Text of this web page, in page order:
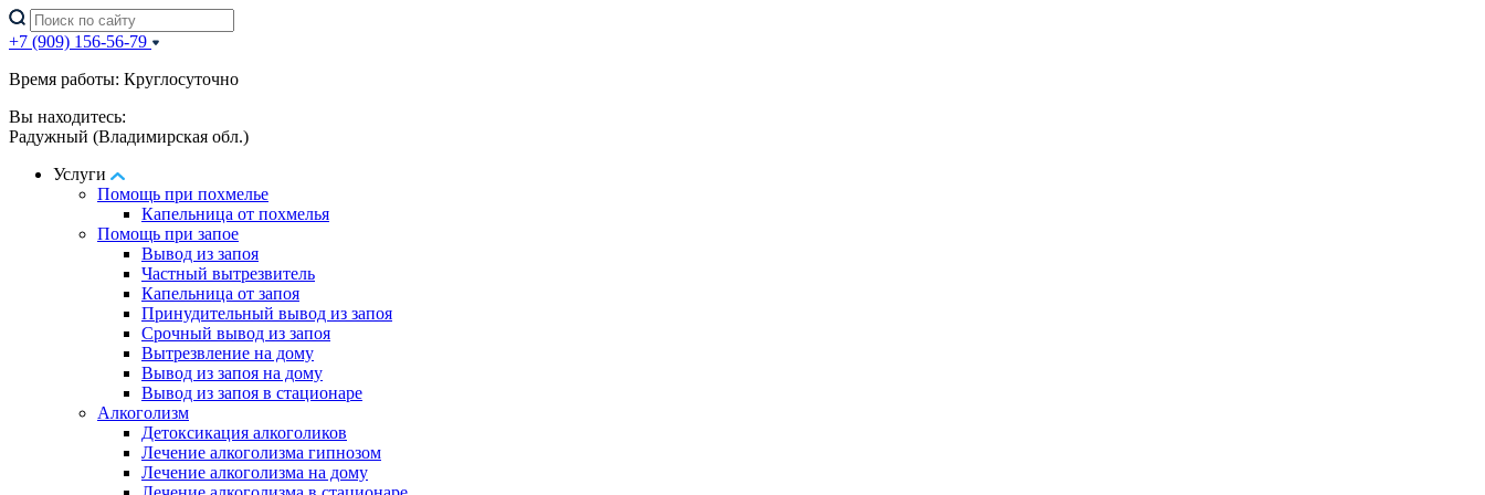
+7 (909) 156-56-79
Время работы: Круглосуточно
Вы находитесь:
Радужный (Владимирская обл.)
Услуги
Помощь при похмелье
Капельница от похмелья
Помощь при запое
Вывод из запоя
Частный вытрезвитель
Капельница от запоя
Принудительный вывод из запоя
Срочный вывод из запоя
Вытрезвление на дому
Вывод из запоя на дому
Вывод из запоя в стационаре
Алкоголизм
Детоксикация алкоголиков
Лечение алкоголизма гипнозом
Лечение алкоголизма на дому